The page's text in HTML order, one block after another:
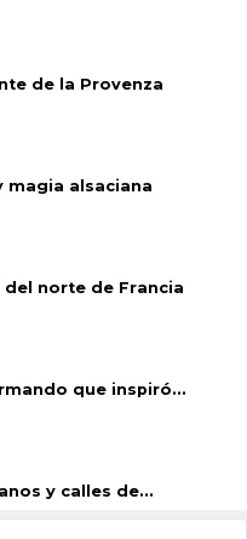
de la Provenza
magia alsaciana
norte de Francia
que inspiró...
y calles de...